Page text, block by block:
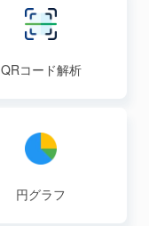
QRコード解析
円グラフ